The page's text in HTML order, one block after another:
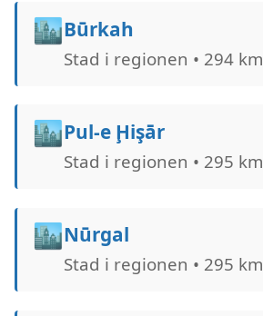
🏙️Būrkah
Stad i regionen • 294 km
🏙️Pul-e Ḩişār
Stad i regionen • 295 km
🏙️Nūrgal
Stad i regionen • 295 km